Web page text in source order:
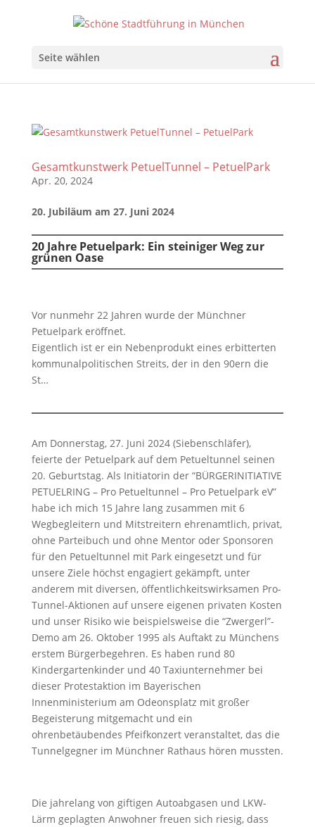
Seite wählen
Gesamtkunstwerk PetuelTunnel – PetuelPark
Apr. 20, 2024
20. Jubiläum am 27. Juni 2024
20 Jahre Petuelpark: Ein steiniger Weg zur
grünen Oase
Vor nunmehr 22 Jahren wurde der Münchner
Petuelpark eröffnet.
Eigentlich ist er ein Nebenprodukt eines erbitterten
kommunalpolitischen Streits, der in den 90ern die
St…
Am Donnerstag, 27. Juni 2024 (Siebenschläfer),
feierte der Petuelpark auf dem Petueltunnel seinen
20. Geburtstag. Als Initiatorin der “BÜRGERINITIATIVE
PETUELRING – Pro Petueltunnel – Pro Petuelpark eV”
habe ich mich 15 Jahre lang zusammen mit 6
Wegbegleitern und Mitstreitern ehrenamtlich, privat,
ohne Parteibuch und ohne Mentor oder Sponsoren
für den Petueltunnel mit Park eingesetzt und für
unsere Ziele höchst engagiert gekämpft, unter
anderem mit diversen, öffentlichkeitswirksamen Pro-
Tunnel-Aktionen auf unsere eigenen privaten Kosten
und unser Risiko wie beispielsweise die “Zwergerl”-
Demo am 26. Oktober 1995 als Auftakt zu Münchens
erstem Bürgerbegehren. Es haben rund 80
Kindergartenkinder und 40 Taxiunternehmer bei
dieser Protestaktion im Bayerischen
Innenministerium am Odeonsplatz mit großer
Begeisterung mitgemacht und ein
ohrenbetäubendes Pfeifkonzert veranstaltet, das die
Tunnelgegner im Münchner Rathaus hören mussten.
Die jahrelang von giftigen Autoabgasen und LKW-
Lärm geplagten Anwohner freuen sich riesig, dass